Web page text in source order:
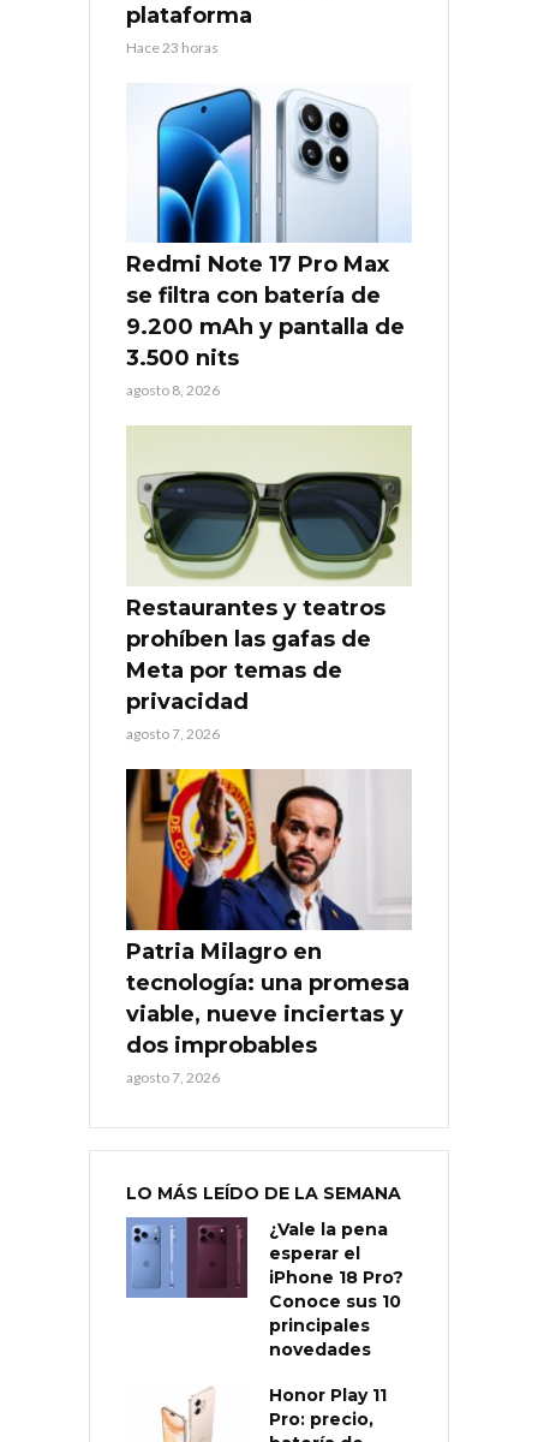
plataforma
Hace 23 horas
Redmi Note 17 Pro Max
se filtra con batería de
9.200 mAh y pantalla de
3.500 nits
agosto 8, 2026
Restaurantes y teatros
prohíben las gafas de
Meta por temas de
privacidad
agosto 7, 2026
Patria Milagro en
tecnología: una promesa
viable, nueve inciertas y
dos improbables
agosto 7, 2026
LO MÁS LEÍDO DE LA SEMANA
¿Vale la pena
esperar el
iPhone 18 Pro?
Conoce sus 10
principales
novedades
Honor Play 11
Pro: precio,